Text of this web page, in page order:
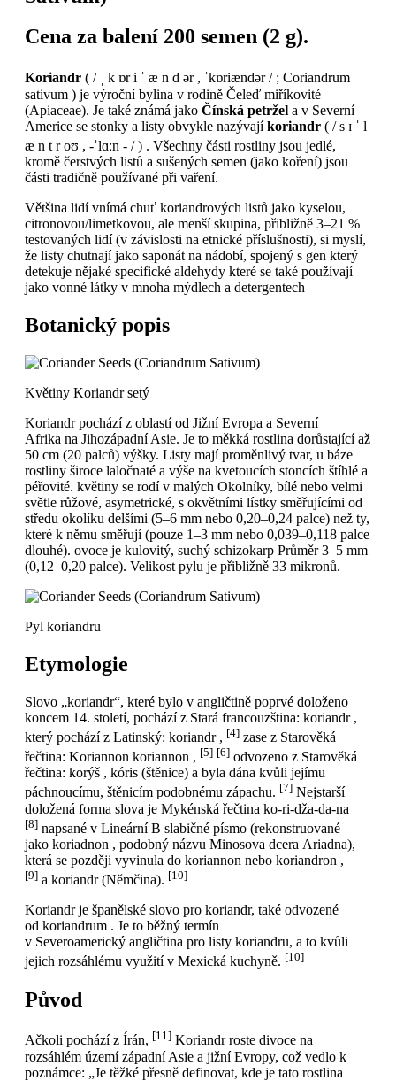
Cena za balení 200 semen (2 g).
Koriandr ( / ˌ k ɒr i ˈ æ n d ər , ˈkɒriændər / ;​​​​​ Coriandrum
sativum ) je výroční bylina v rodině Čeleď miříkovité
(Apiaceae). Je také známá jako Čínská petržel a v Severní
Americe se stonky a listy obvykle nazývajíkoriandr ( / s ɪ ˈ l
æ n t r oʊ , -ˈlɑːn - / ) . Všechny části rostliny jsou jedlé,
kromě čerstvých listů a sušených semen (jako koření) jsou
části tradičně používané při vaření.
Většina lidí vnímá chuť koriandrových listů jako kyselou,
citronovou/limetkovou, ale menší skupina, přibližně 3–21 %
testovaných lidí (v závislosti na etnické příslušnosti), si myslí,
že listy chutnají jako saponát na nádobí, spojený s gen který
detekuje nějaké specifické aldehydy které se také používají
jako vonné látky v mnoha mýdlech a detergentech
Botanický popis
Květiny Koriandr setý
Koriandr pochází z oblastí od Jižní Evropa a Severní
Afrika na Jihozápadní Asie. Je to měkká rostlina dorůstající až
50 cm (20 palců) výšky. Listy mají proměnlivý tvar, u báze
rostliny široce laločnaté a výše na kvetoucích stoncích štíhlé a
péřovité. květiny se rodí v malých Okolníky, bílé nebo velmi
světle růžové, asymetrické, s okvětními lístky směřujícími od
středu okolíku delšími (5–6 mm nebo 0,20–0,24 palce) než ty,
které k němu směřují (pouze 1–3 mm nebo 0,039–0,118 palce
dlouhé). ovoce je kulovitý, suchý schizokarp Průměr 3–5 mm
(0,12–0,20 palce). Velikost pylu je přibližně 33 mikronů.
Pyl koriandru
Etymologie
Slovo „koriandr“, které bylo v angličtině poprvé doloženo
koncem 14. století, pochází z Stará francouzština: koriandr ,
který pochází z Latinský: koriandr , [4] zase z Starověká
řečtina: Koriannon koriannon , [5] [6] odvozeno z Starověká
řečtina: korýš , kóris (štěnice) a byla dána kvůli jejímu
páchnoucímu, štěnicím podobnému zápachu. [7] Nejstarší
doložená forma slova je Mykénská řečtina ko-ri-dža-da-na
[8] napsané v Lineární B slabičné písmo (rekonstruované
jako koriadnon , podobný názvu Minosova dcera Ariadna),
která se později vyvinula do koriannon nebo koriandron ,
[9] a koriandr (Němčina). [10]
Koriandr je španělské slovo pro koriandr, také odvozené
od koriandrum . Je to běžný termín
v Severoamerický angličtina pro listy koriandru, a to kvůli
jejich rozsáhlému využití v Mexická kuchyně. [10]
Původ
Ačkoli pochází z Írán, [11] Koriandr roste divoce na
rozsáhlém území západní Asie a jižní Evropy, což vedlo k
poznámce: „Je těžké přesně definovat, kde je tato rostlina